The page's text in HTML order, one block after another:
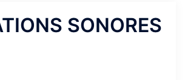
SONORES